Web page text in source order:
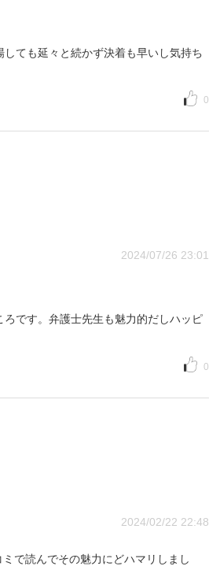
ても延々と続かず決着も早いし気持ち
0
2024/07/26 23:01
です。弁護士先生も魅力的だしハッピ
0
2024/02/22 22:48
で読んでその魅力にどハマリしまし